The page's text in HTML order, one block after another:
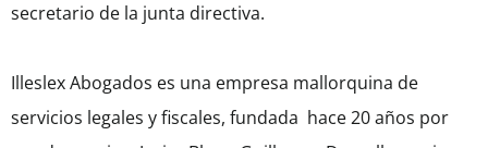
secretario de la junta directiva.
Illeslex Abogados es una empresa mallorquina de
servicios legales y fiscales, fundada hace 20 años por